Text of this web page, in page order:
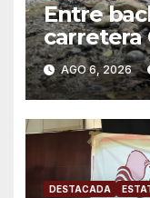
Entre
carretera
convierte
AGO 6, 2026
DESTACADA